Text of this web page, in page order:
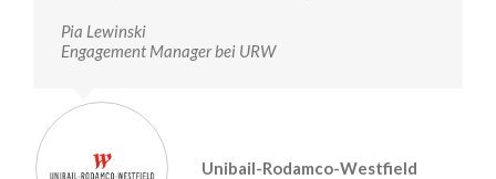
Pia Lewinski
Engagement Manager bei URW
Unibail-Rodamco-Westfield